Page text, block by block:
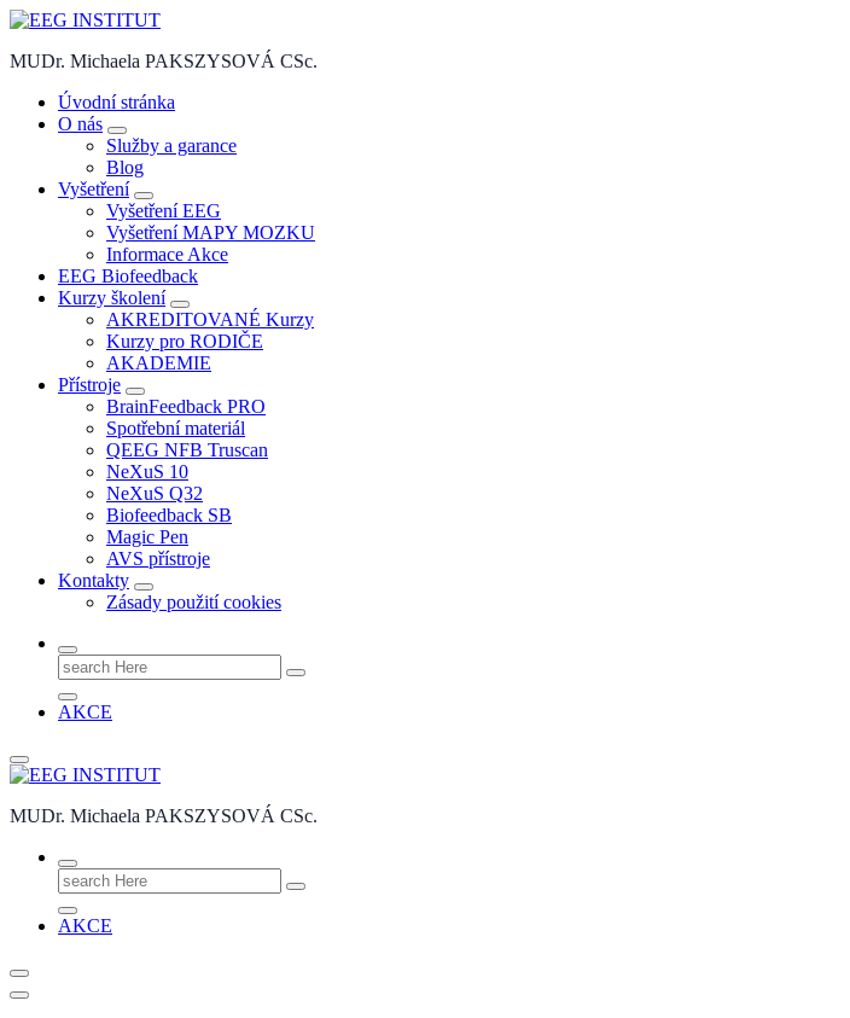
Skip
content
MUDr. Michaela PAKSZYSOVÁ CSc.
Úvodní stránka
O nás
Služby a garance
Blog
Vyšetření
Vyšetření EEG
Vyšetření MAPY MOZKU
Informace Akce
EEG Biofeedback
Kurzy školení
AKREDITOVANÉ Kurzy
Kurzy pro RODIČE
AKADEMIE
Přístroje
BrainFeedback PRO
Spotřební materiál
QEEG NFB Truscan
NeXuS 10
NeXuS Q32
Biofeedback SB
Magic Pen
AVS přístroje
Kontakty
Zásady použití cookies
Search
for:
AKCE
MUDr. Michaela PAKSZYSOVÁ CSc.
Search
for:
AKCE